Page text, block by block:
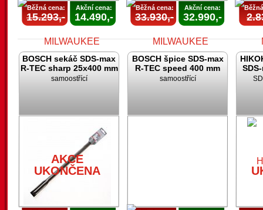
UKONČENA
Běžná cena:
15.293,-
Akční cena:
14.490,-
Běžná cena:
33.930,-
Akční cena:
32.990,-
BOSCH sekáč SDS-max
R-TEC sharp 25x400 mm
samoostřící
AKCE
UKONČENA
BOSCH špice SDS-max
R-TEC speed 400 mm
samoostřící